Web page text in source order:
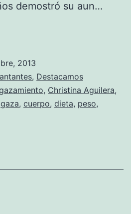
demostró su aun…
2013
, Destacamos
, Christina Aguilera,
, cuerpo, dieta, peso,